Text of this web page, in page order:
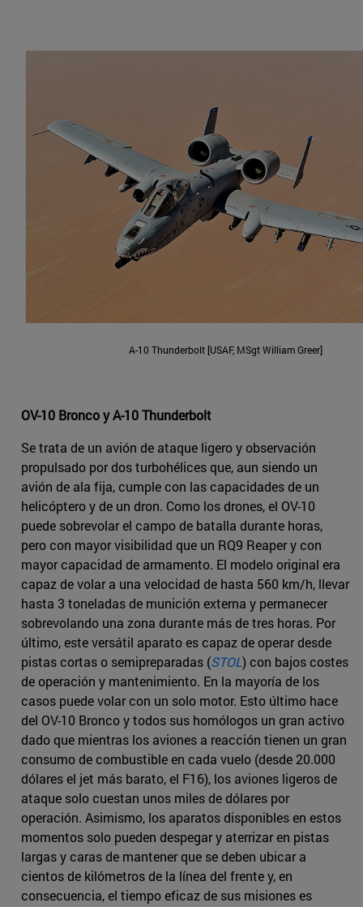
A-10 Thunderbolt [USAF, MSgt William Greer]
OV-10 Bronco y A-10 Thunderbolt
Se trata de un avión de ataque ligero y observación
propulsado por dos turbohélices que, aun siendo un
avión de ala fija, cumple con las capacidades de un
helicóptero y de un dron. Como los drones, el OV-10
puede sobrevolar el campo de batalla durante horas,
pero con mayor visibilidad que un RQ9 Reaper y con
mayor capacidad de armamento. El modelo original era
capaz de volar a una velocidad de hasta 560 km/h, llevar
hasta 3 toneladas de munición externa y permanecer
sobrevolando una zona durante más de tres horas. Por
último, este versátil aparato es capaz de operar desde
pistas cortas o semipreparadas (STOL) con bajos costes
de operación y mantenimiento. En la mayoría de los
casos puede volar con un solo motor. Esto último hace
del OV-10 Bronco y todos sus homólogos un gran activo
dado que mientras los aviones a reacción tienen un gran
consumo de combustible en cada vuelo (desde 20.000
dólares el jet más barato, el F16), los aviones ligeros de
ataque solo cuestan unos miles de dólares por
operación. Asimismo, los aparatos disponibles en estos
momentos solo pueden despegar y aterrizar en pistas
largas y caras de mantener que se deben ubicar a
cientos de kilómetros de la línea del frente y, en
consecuencia, el tiempo eficaz de sus misiones es